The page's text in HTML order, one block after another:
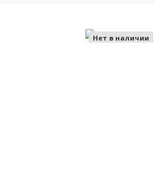
бересты,
батонницаНет в наличии